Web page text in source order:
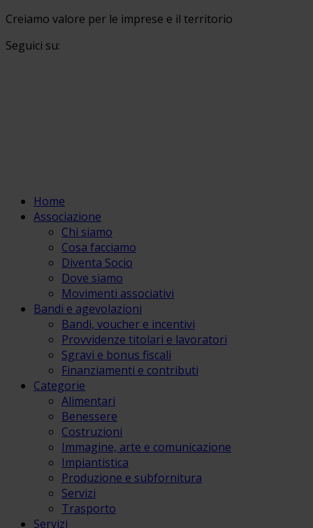
Creiamo valore per le imprese e il territorio
Seguici su:
Home
Associazione
Chi siamo
Cosa facciamo
Diventa Socio
Dove siamo
Movimenti associativi
Bandi e agevolazioni
Bandi, voucher e incentivi
Provvidenze titolari e lavoratori
Sgravi e bonus fiscali
Finanziamenti e contributi
Categorie
Alimentari
Benessere
Costruzioni
Immagine, arte e comunicazione
Impiantistica
Produzione e subfornitura
Servizi
Trasporto
Servizi